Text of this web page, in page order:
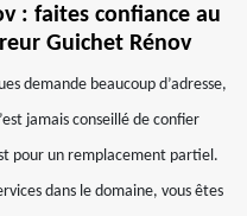
: faites confiance au
Guichet Rénov
demande beaucoup d’adresse,
jamais conseillé de confier
pour un remplacement partiel.
dans le domaine, vous êtes